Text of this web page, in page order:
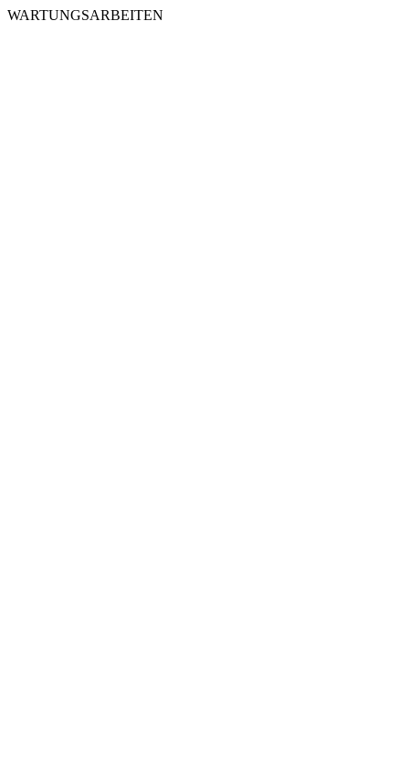
WARTUNGSARBEITEN